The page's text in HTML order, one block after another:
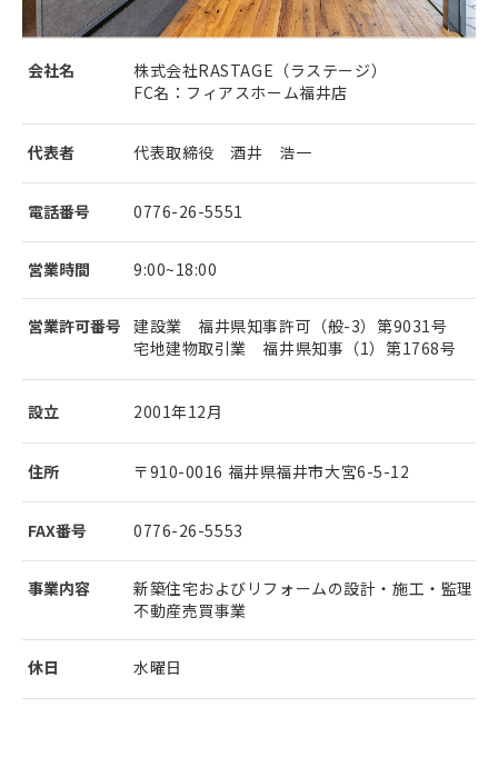
会社名
株式会社RASTAGE（ラステージ）
FC名：フィアスホーム福井店
代表者 代表取締役 酒井 浩一
電話番号 0776-26-5551
営業時間 9:00~18:00
営業許可番号 建設業 福井県知事許可（般-3）第9031号
宅地建物取引業 福井県知事（1）第1768号
設立 2001年12月
住所 〒910-0016 福井県福井市大宮6-5-12
FAX番号 0776-26-5553
事業内容
新築住宅およびリフォームの設計・施工・監理
不動産売買事業
休日 水曜日